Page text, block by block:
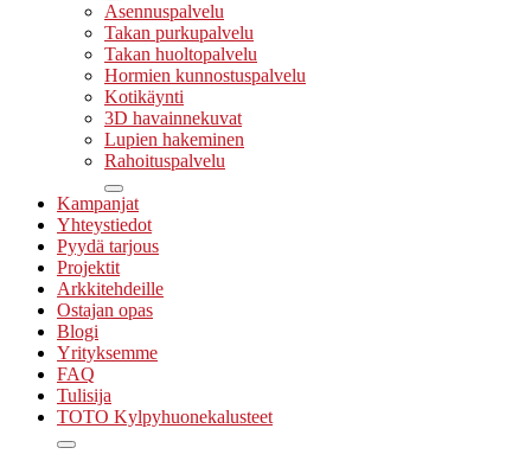
Asennuspalvelu
Takan purkupalvelu
Takan huoltopalvelu
Hormien kunnostuspalvelu
Kotikäynti
3D havainnekuvat
Lupien hakeminen
Rahoituspalvelu
Kampanjat
Yhteystiedot
Pyydä tarjous
Projektit
Arkkitehdeille
Ostajan opas
Blogi
Yrityksemme
FAQ
Tulisija
TOTO Kylpyhuonekalusteet